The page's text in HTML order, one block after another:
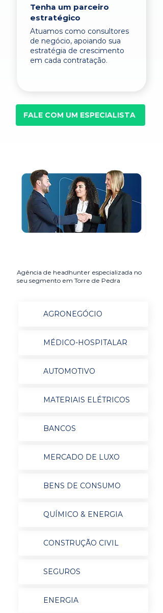
Tenha um parceiro
estratégico
Atuamos como consultores
de negócio, apoiando sua
estratégia de crescimento
em cada contratação.
FALE COM UM ESPECIALISTA
Agência de headhunter especializada no
seu segmento em Torre de Pedra
AGRONEGÓCIO
MÉDICO-HOSPITALAR
AUTOMOTIVO
MATERIAIS ELÉTRICOS
BANCOS
MERCADO DE LUXO
BENS DE CONSUMO
QUÍMICO & ENERGIA
CONSTRUÇÃO CIVIL
SEGUROS
ENERGIA